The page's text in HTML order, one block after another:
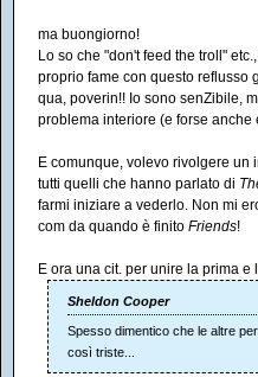
ma buongiorno!
Lo so che "don't feed the troll"
proprio fame con questo reflusso
qua, poverin!! Io sono senZibile,
problema interiore (e forse anche
E comunque, volevo rivolgere un
tutti quelli che hanno parlato di
farmi iniziare a vederlo. Non mi
com da quando è finito Friends!
E ora una cit. per unire la prima
Sheldon Cooper
Spesso dimentico che le altre
così triste...